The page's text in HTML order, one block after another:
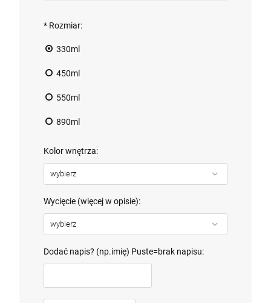
* Rozmiar:
330ml
450ml
550ml
890ml
Kolor wnętrza:
Wycięcie (więcej w opisie):
Dodać napis? (np.imię) Puste=brak napisu: